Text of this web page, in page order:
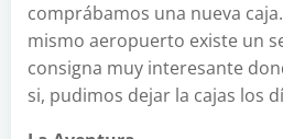
comprábamos una nueva
mismo aeropuerto existe un
consigna muy interesante
si, pudimos dejar la cajas los